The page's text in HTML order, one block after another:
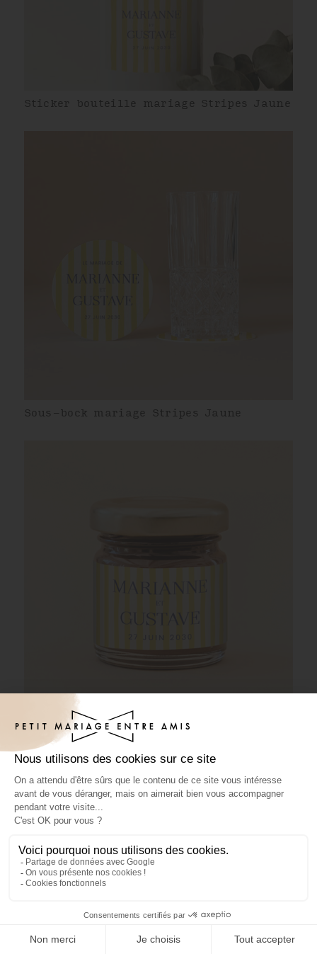
Sticker bouteille mariage Stripes Jaune
Sous-bock mariage Stripes Jaune
Pâte à tartiner mariage Stripes Jaune